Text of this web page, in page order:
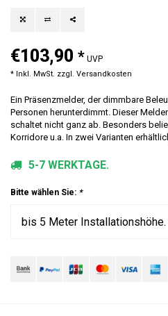
€103,90 * UVP
* Inkl. MwSt. zzgl. Versandkosten
Ein Präsenzmelder, der dimmbare
Personen herunterdimmt. Dieser
schaltet nicht ganz ab. Besonders
Korridore u.a. In zwei Varianten
5-7 WERKTAGE.
Bitte wählen Sie: *
bis 5 Meter